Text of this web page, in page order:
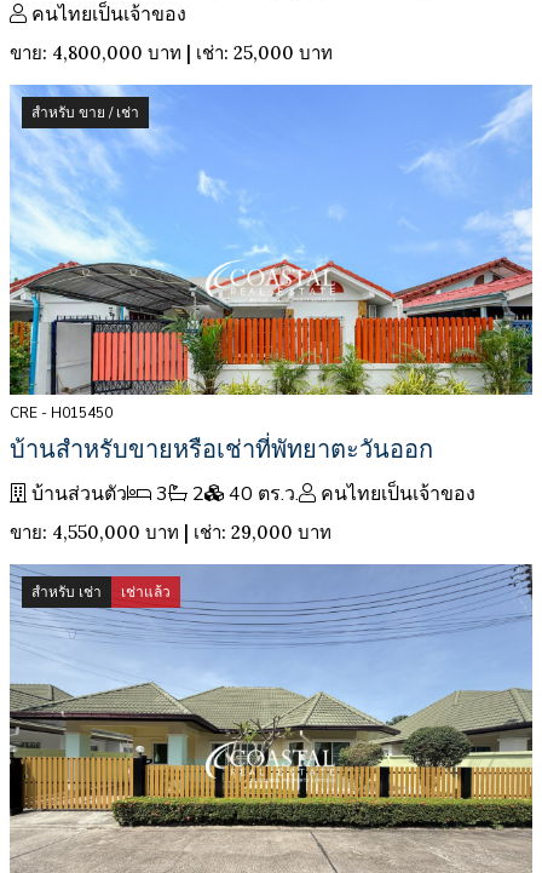
คนไทยเป็นเจ้าของ
ขาย: 4,800,000 บาท | เช่า: 25,000 บาท
สำหรับ ขาย / เช่า
CRE - H015450
บ้านสำหรับขายหรือเช่าที่พัทยาตะวันออก
บ้านส่วนตัว 3 2 40 ตร.ว. คนไทยเป็นเจ้าของ
ขาย: 4,550,000 บาท | เช่า: 29,000 บาท
สำหรับ เช่า เช่าแล้ว